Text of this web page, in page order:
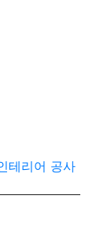
테리어 공사